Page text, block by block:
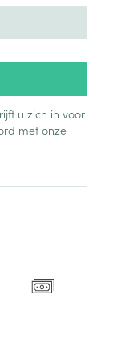
u zich in voor
met onze